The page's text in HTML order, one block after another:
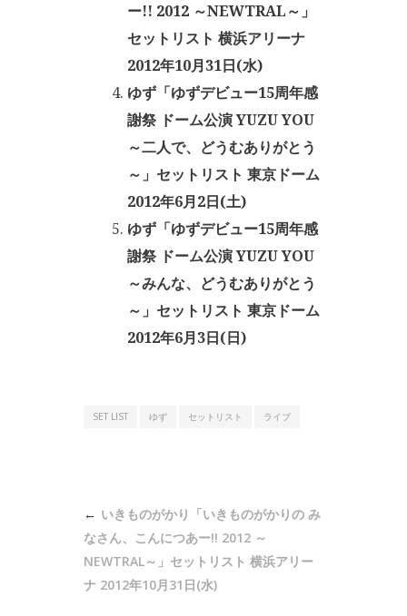
ー!! 2012 ～NEWTRAL～」
セットリスト 横浜アリーナ
2012年10月31日(水)
ゆず「ゆずデビュー15周年感
謝祭 ドーム公演 YUZU YOU
～二人で、どうむありがとう
～」セットリスト 東京ドーム
2012年6月2日(土)
ゆず「ゆずデビュー15周年感
謝祭 ドーム公演 YUZU YOU
～みんな、どうむありがとう
～」セットリスト 東京ドーム
2012年6月3日(日)
SET LIST ゆず セットリスト ライブ
いきものがかり「いきものがかりの み
なさん、こんにつあー!! 2012 ～
NEWTRAL～」セットリスト 横浜アリー
ナ 2012年10月31日(水)